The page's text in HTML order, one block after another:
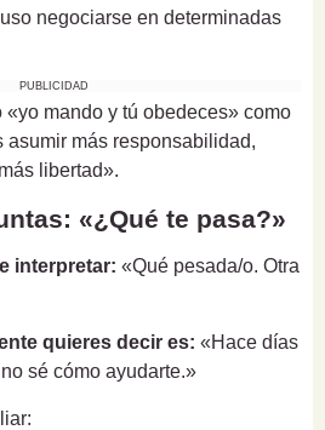
negociarse en determinadas
PUBLICIDAD
«yo mando y tú obedeces» como
asumir más responsabilidad,
libertad».
«¿Qué te pasa?»
interpretar: «Qué pesada/o. Otra
quieres decir es: «Hace días
sé cómo ayudarte.»